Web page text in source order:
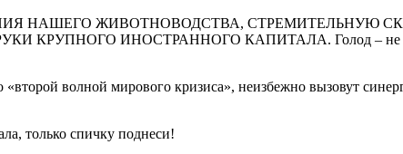
НАШЕГО ЖИВОТНОВОДСТВА, СТРЕМИТЕЛЬНУЮ
ИНОСТРАННОГО КАПИТАЛА. Голод – не
волной мирового кризиса», неизбежно вызовут
только спичку поднеси!